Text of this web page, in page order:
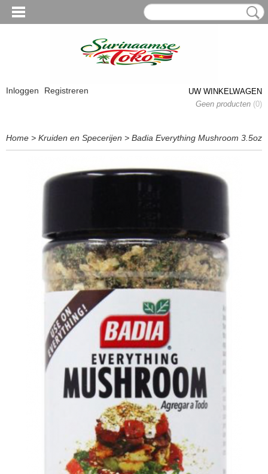
Inloggen Registreren
UW WINKELWAGEN
Geen producten (0)
Home > Kruiden en Specerijen > Badia Everything Mushroom 3.5oz